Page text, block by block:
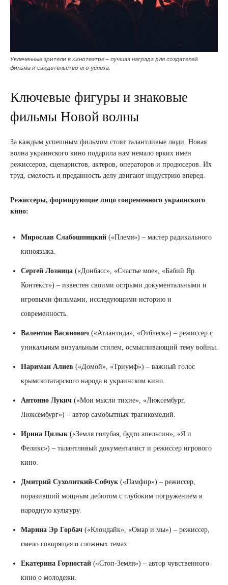
Увлеченные зрители в кинотеатре – лучшая награда для создателей
фильма и свидетельство его успеха.
Ключевые фигуры и знаковые
фильмы Новой волны
За каждым успешным фильмом стоят талантливые люди. Новая
волна украинского кино подарила нам немало ярких имен
режиссеров, сценаристов, актеров, операторов и продюсеров. Их
труд, смелость и преданность делу двигают индустрию вперед.
Режиссеры, формирующие лицо современного украинского
кино:
Мирослав Слабошпицкий («Племя») – мастер радикального
киноязыка.
Сергей Лозница («Донбасс», «Счастье мое», «Бабий Яр.
Контекст») – известен своими острыми документальными и
игровыми фильмами, исследующими историю и
современность.
Валентин Васянович («Атлантида», «Отблеск») – режиссер с
уникальным визуальным стилем, осмысливающий тему войны.
Нариман Алиев («Домой», «Триумф») – важный голос
крымскотатарского народа в украинском кино.
Антонио Лукич («Мои мысли тихие», «Люксембург,
Люксембург») – автор самобытных трагикомедий.
Ирина Цилык («Земля голубая, будто апельсин», «Я и
Феликс») – талантливый документалист и режиссер игрового
кино.
Дмитрий Сухолиткий-Собчук («Памфир») – режиссер,
поразивший мощным дебютом с глубоким погружением в
народную культуру.
Марина Эр Горбач («Клондайк», «Омар и мы») – режиссер,
смело говорящая о сложных темах.
Екатерина Горностай («Стоп-Земля») – автор чувственного
кино о молодежи.